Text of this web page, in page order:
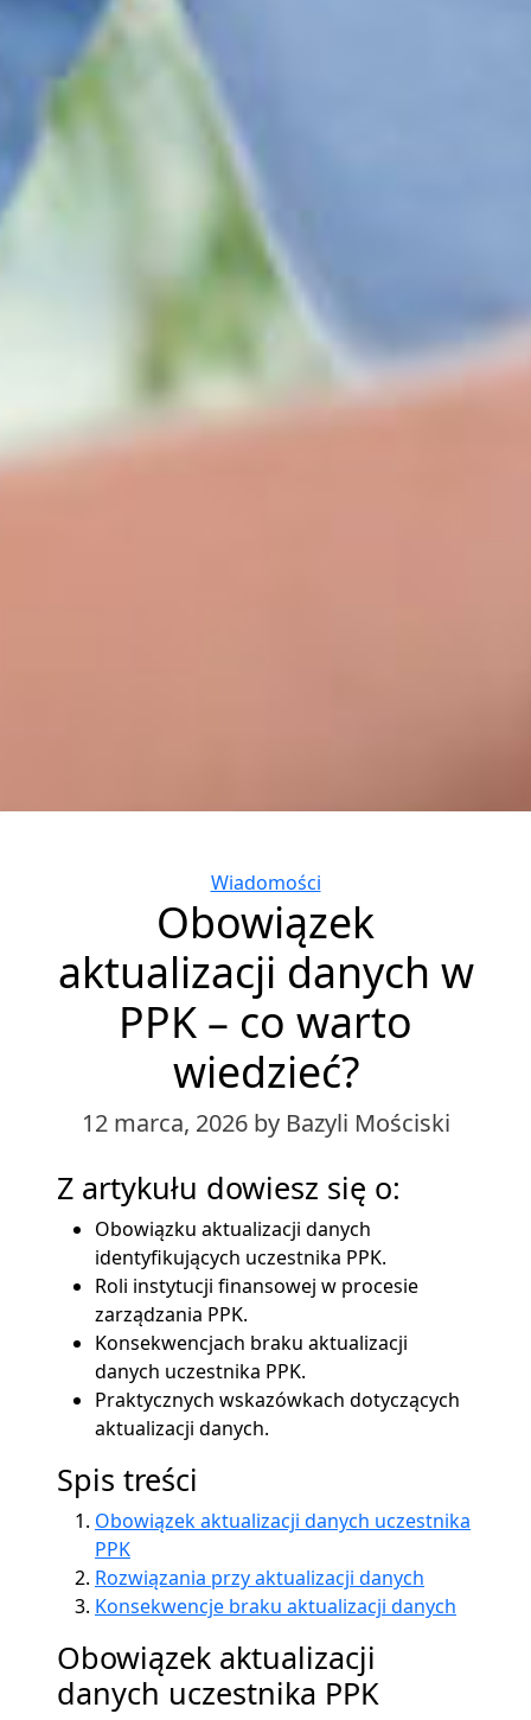
Categories
Wiadomości
Obowiązek
aktualizacji danych w
PPK – co warto
wiedzieć?
12 marca, 2026 by Bazyli Mościski
Z artykułu dowiesz się o:
Obowiązku aktualizacji danych
identyfikujących uczestnika PPK.
Roli instytucji finansowej w procesie
zarządzania PPK.
Konsekwencjach braku aktualizacji
danych uczestnika PPK.
Praktycznych wskazówkach dotyczących
aktualizacji danych.
Spis treści
Obowiązek aktualizacji danych uczestnika
PPK
Rozwiązania przy aktualizacji danych
Konsekwencje braku aktualizacji danych
Obowiązek aktualizacji
danych uczestnika PPK